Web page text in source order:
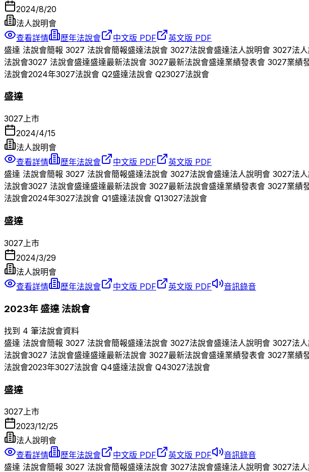
2024/8/20
法人說明會
查看詳情
歷年法說會 中文版 PDF
英文版 PDF
盛達 法說會簡報 3027 法說會簡報盛達法說會 3027法說會盛達法人說明會 3027法
法說會3027 法說會盛達盛達最新法說會 3027最新法說會盛達業績發表會 3027業績
法說會2024年3027法說會 Q2盛達法說會 Q23027法說會
盛達
3027上市
2024/4/15
法人說明會
查看詳情
歷年法說會 中文版 PDF
英文版 PDF
盛達 法說會簡報 3027 法說會簡報盛達法說會 3027法說會盛達法人說明會 3027法
法說會3027 法說會盛達盛達最新法說會 3027最新法說會盛達業績發表會 3027業績
法說會2024年3027法說會 Q1盛達法說會 Q13027法說會
盛達
3027 上市
2024/3/29
法人說明會
查看詳情
歷年法說會 中文版 PDF 英文版 PDF 音訊錄音
2023年盛達法說會
找到 4 筆法說會資料
盛達 法說會簡報 3027 法說會簡報盛達法說會 3027法說會盛達法人說明會 3027法
法說會3027 法說會盛達盛達最新法說會 3027最新法說會盛達業績發表會 3027業績
法說會2023年3027法說會 Q4盛達法說會 Q43027法說會
盛達
3027上市
2023/12/25
法人說明會
查看詳情
歷年法說會 中文版 PDF 英文版 PDF
音訊錄音
盛達 法說會簡報 3027 法說會簡報盛達法說會 3027法說會盛達法人說明會 3027法